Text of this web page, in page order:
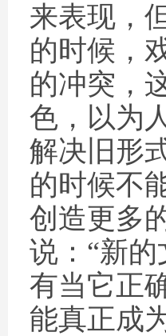
来表现，
的时候，
的冲突，
色，以为
解决旧形
的时候不
创造更多
说：“新
有当它正
能真正成